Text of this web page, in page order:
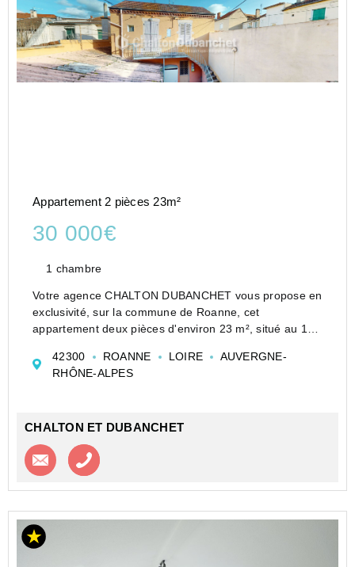
Appartement 2 pièces 23m²
30 000€
1 chambre
Votre agence CHALTON DUBANCHET vous propose en
exclusivité, sur la commune de Roanne, cet
appartement deux pièces d'environ 23 m², situé au 1er
Ce bien, entièrement à rénover, offre de nombreuses
possibilités d'...
42300 ROANNE LOIRE
AUVERGNE-
RHÔNE-ALPES
CHALTON ET DUBANCHET
Contacter l'agence